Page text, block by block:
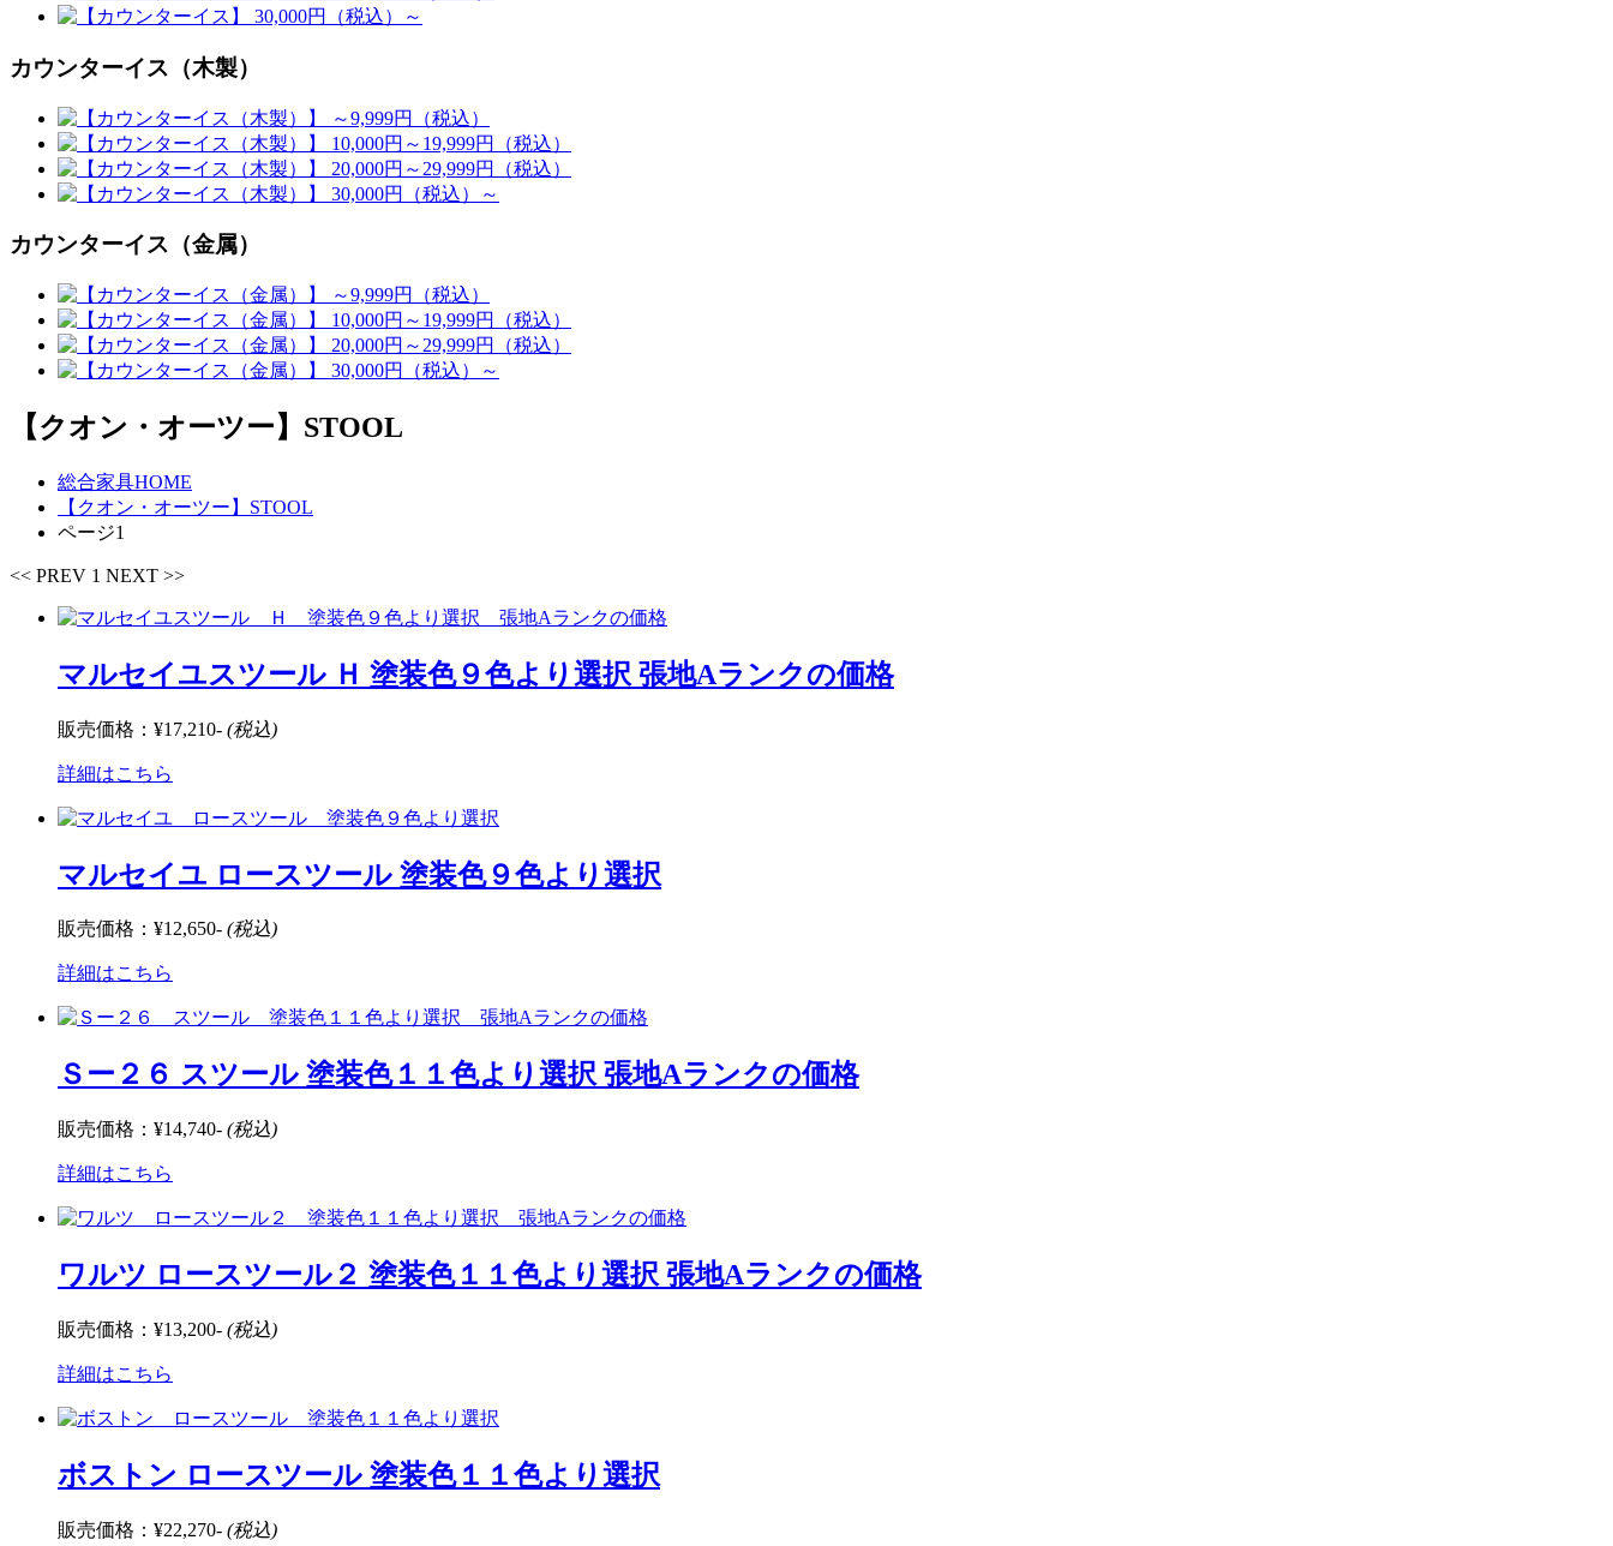
カウンターイス（木製）
カウンターイス（金属）
【クオン・オーツー】STOOL
総合家具HOME
【クオン・オーツー】STOOL
ページ1
<< PREV 1 NEXT >>
マルセイユスツール Ｈ 塗装色９色より選択 張地Aランクの価格
販売価格： ¥17,210- (税込)
詳細はこちら
マルセイユ ロースツール 塗装色９色より選択
販売価格： ¥12,650- (税込)
詳細はこちら
Ｓー２６ スツール 塗装色１１色より選択 張地Aランクの価格
販売価格： ¥14,740- (税込)
詳細はこちら
ワルツ ロースツール２ 塗装色１１色より選択 張地Aランクの価格
販売価格： ¥13,200- (税込)
詳細はこちら
ボストン ロースツール 塗装色１１色より選択
販売価格： ¥22,270- (税込)